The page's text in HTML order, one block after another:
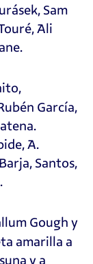
Sam
Ali
García,
A.
Santos,
Gough y
amarilla a
y a